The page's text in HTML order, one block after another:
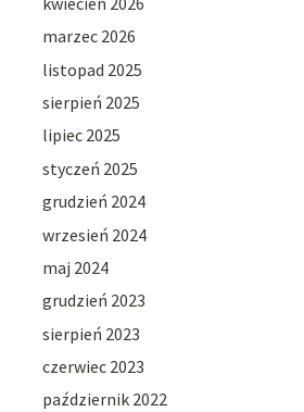
marzec 2026
listopad 2025
sierpień 2025
lipiec 2025
styczeń 2025
grudzień 2024
wrzesień 2024
maj 2024
grudzień 2023
sierpień 2023
czerwiec 2023
październik 2022